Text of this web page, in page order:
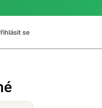
se